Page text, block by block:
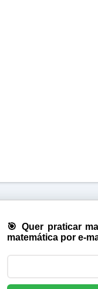
🎯 Quer praticar
matemática por e-